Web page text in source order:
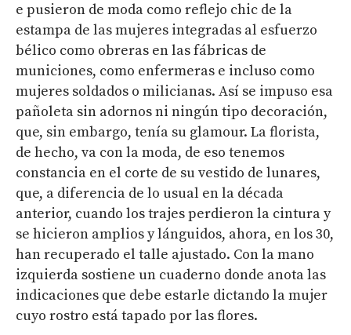
e pusieron de moda como reflejo chic de la
estampa de las mujeres integradas al esfuerzo
bélico como obreras en las fábricas de
municiones, como enfermeras e incluso como
mujeres soldados o milicianas. Así se impuso esa
pañoleta sin adornos ni ningún tipo decoración,
que, sin embargo, tenía su glamour. La florista,
de hecho, va con la moda, de eso tenemos
constancia en el corte de su vestido de lunares,
que, a diferencia de lo usual en la década
anterior, cuando los trajes perdieron la cintura y
se hicieron amplios y lánguidos, ahora, en los 30,
han recuperado el talle ajustado. Con la mano
izquierda sostiene un cuaderno donde anota las
indicaciones que debe estarle dictando la mujer
cuyo rostro está tapado por las flores.